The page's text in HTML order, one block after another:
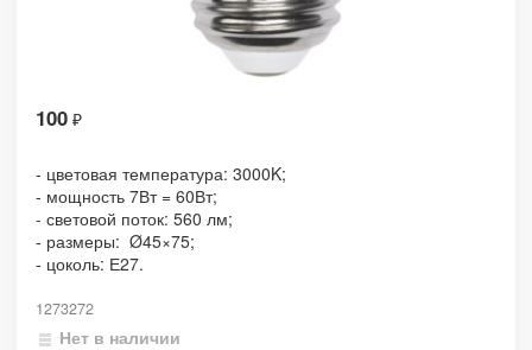
100 ₽
- цветовая температура: 3000K;
- мощность 7Вт = 60Вт;
- световой поток: 560 лм;
- размеры: Ø45×75;
- цоколь: Е27.
1273272
Нет в наличии